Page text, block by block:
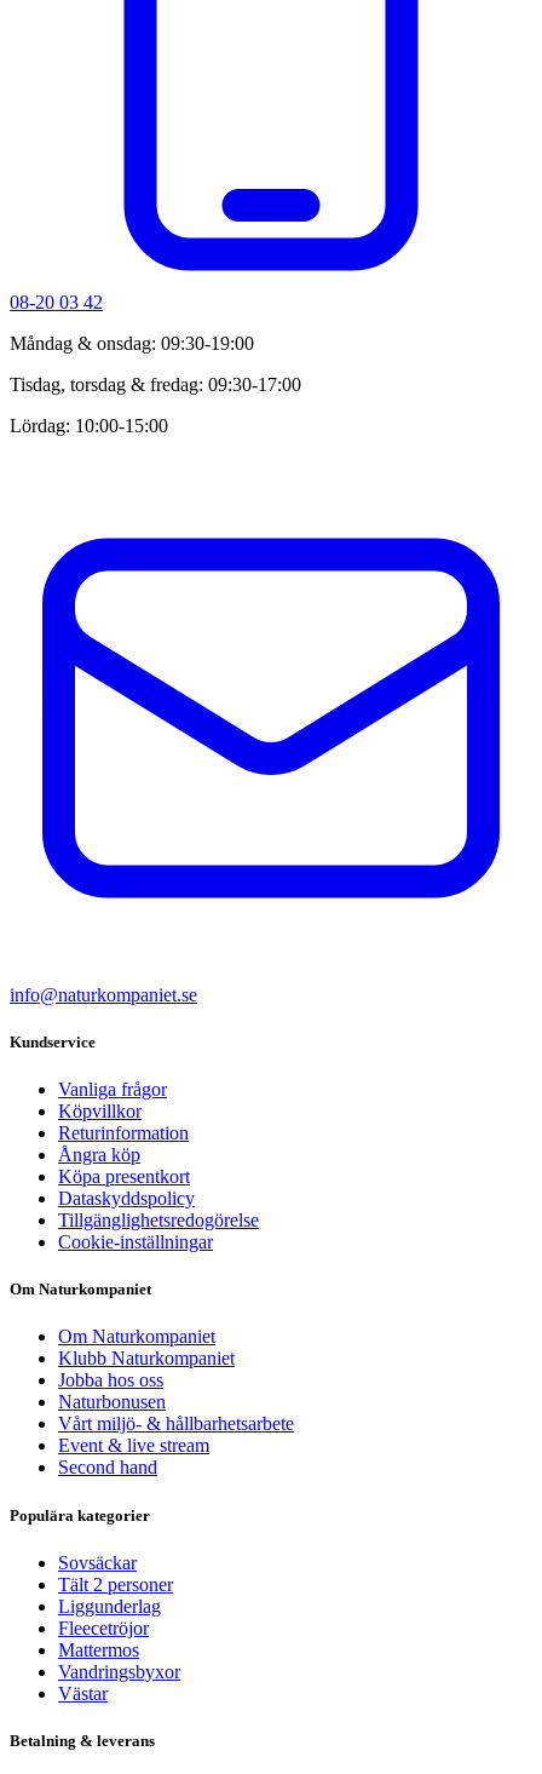
08-20 03 42
Måndag & onsdag: 09:30-19:00
Tisdag, torsdag & fredag: 09:30-17:00
Lördag: 10:00-15:00
info@naturkompaniet.se
Kundservice
Vanliga frågor
Köpvillkor
Returinformation
Ångra köp
Köpa presentkort
Dataskyddspolicy
Tillgänglighetsredogörelse
Cookie-inställningar
Om Naturkompaniet
Om Naturkompaniet
Klubb Naturkompaniet
Jobba hos oss
Naturbonusen
Vårt miljö- & hållbarhetsarbete
Event & live stream
Second hand
Populära kategorier
Sovsäckar
Tält 2 personer
Liggunderlag
Fleecetröjor
Mattermos
Vandringsbyxor
Västar
Betalning & leverans